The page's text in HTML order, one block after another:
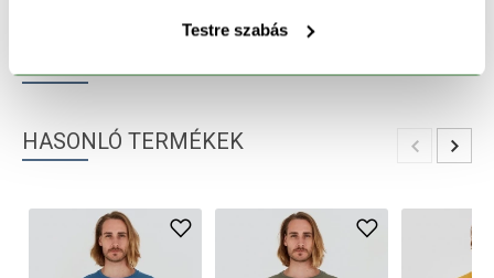
Testre szabás
HASONLÓ TERMÉKEK